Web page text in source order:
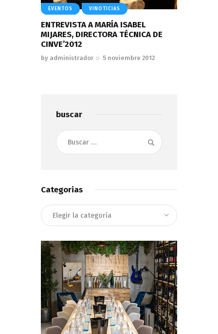
EVENTOS VINOTICIAS
ENTREVISTA A MARÍA ISABEL
MIJARES, DIRECTORA TÉCNICA DE
CINVE’2012
by administrador 5 noviembre 2012
buscar
Buscar:
Categorias
Categorias